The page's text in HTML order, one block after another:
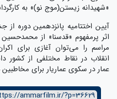
«شهیدانه زیستن(موج نو)» به
آیین اختتامیه پانزدهمین دوره از
اثر پرمفهوم «قدسنا» از
مراسم را می‌توان آغازی برای
انقلاب در نقاط مختلفی از کشور
عمار در سکوی عماریار برای
ammarfilm.ir/?p=36629